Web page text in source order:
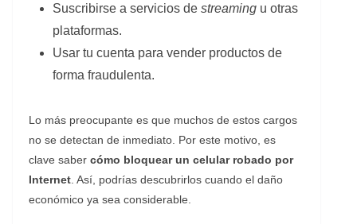
Suscribirse a servicios de streaming u otras
plataformas.
Usar tu cuenta para vender productos de
forma fraudulenta.
Lo más preocupante es que muchos de estos cargos
no se detectan de inmediato. Por este motivo, es
clave saber cómo bloquear un celular robado por
Internet . Así, podrías descubrirlos cuando el daño
económico ya sea considerable.